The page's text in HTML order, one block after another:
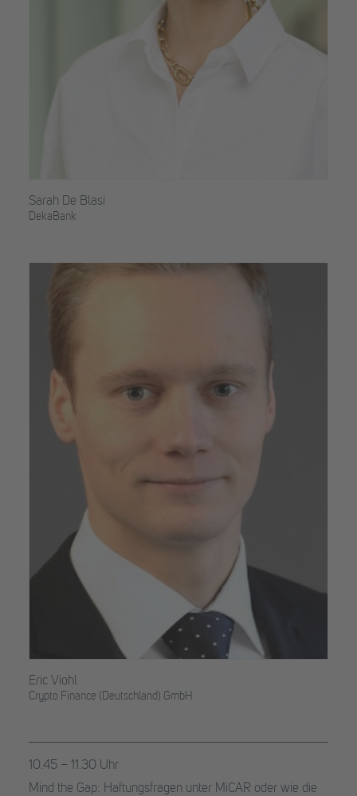
Sarah De Blasi
DekaBank
Eric Viohl
Crypto Finance (Deutschland) GmbH
10.45 – 11.30 Uhr
Mind the Gap: Haftungsfragen unter MiCAR oder wie die